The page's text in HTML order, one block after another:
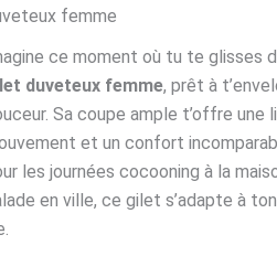
femme
ce moment où tu te glisses
duveteux femme, prêt à
Sa coupe ample t’offre une
et un confort
les journées cocooning à la
en ville, ce gilet s’adapte à